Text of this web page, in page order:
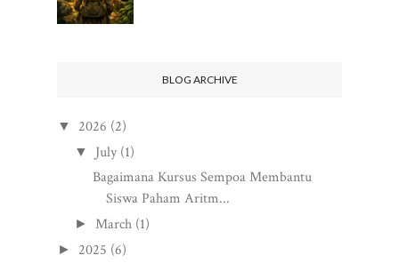
BLOG ARCHIVE
▼ 2026 (2)
▼ July (1)
Bagaimana Kursus Sempoa Membantu
Siswa Paham Aritm...
► March (1)
► 2025 (6)